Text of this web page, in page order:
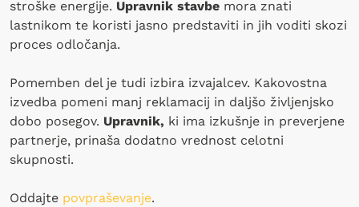
stroške energije. Upravnik stavbe mora znati
lastnikom te koristi jasno predstaviti in jih voditi skozi
proces odločanja.
Pomemben del je tudi izbira izvajalcev. Kakovostna
izvedba pomeni manj reklamacij in daljšo življenjsko
dobo posegov. Upravnik, ki ima izkušnje in preverjene
partnerje, prinaša dodatno vrednost celotni
skupnosti.
Oddajte povpraševanje.